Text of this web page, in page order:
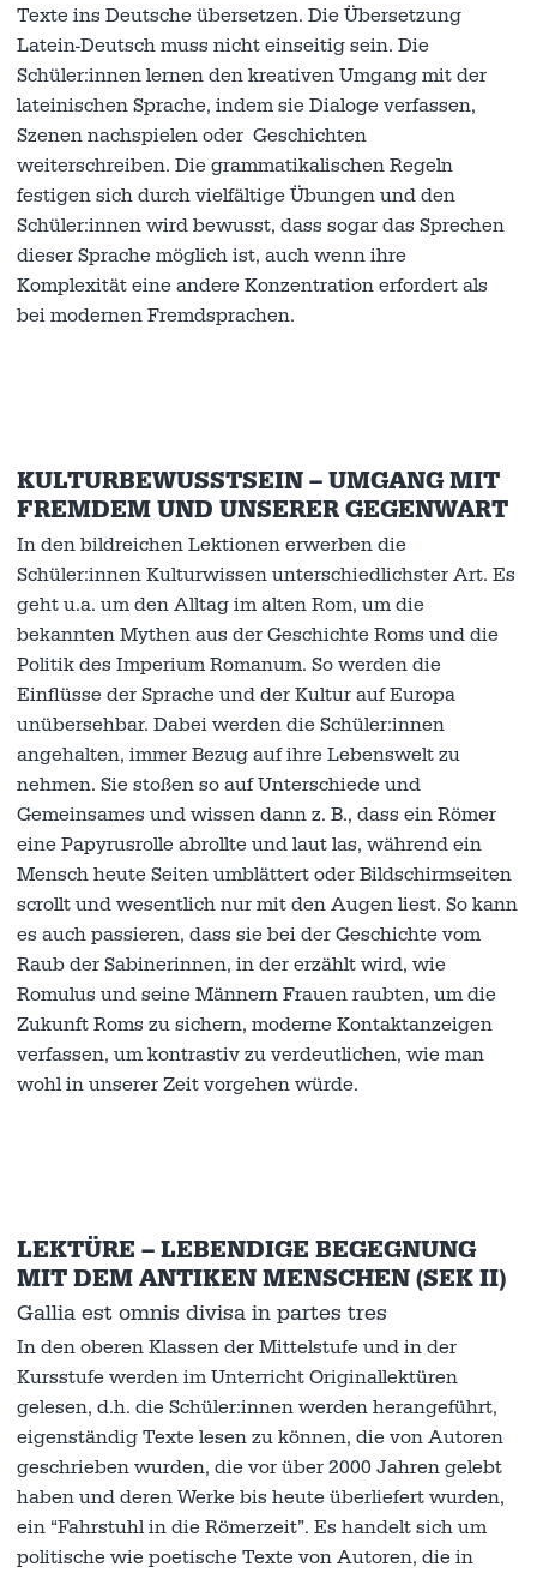
Texte ins Deutsche übersetzen. Die Übersetzung
Latein-Deutsch muss nicht einseitig sein. Die
Schüler:innen lernen den kreativen Umgang mit der
lateinischen Sprache, indem sie Dialoge verfassen,
Szenen nachspielen oder Geschichten
weiterschreiben. Die grammatikalischen Regeln
festigen sich durch vielfältige Übungen und den
Schüler:innen wird bewusst, dass sogar das Sprechen
dieser Sprache möglich ist, auch wenn ihre
Komplexität eine andere Konzentration erfordert als
bei modernen Fremdsprachen.
KULTURBEWUSSTSEIN – UMGANG MIT
FREMDEM UND UNSERER GEGENWART
In den bildreichen Lektionen erwerben die
Schüler:innen Kulturwissen unterschiedlichster Art. Es
geht u.a. um den Alltag im alten Rom, um die
bekannten Mythen aus der Geschichte Roms und die
Politik des Imperium Romanum. So werden die
Einflüsse der Sprache und der Kultur auf Europa
unübersehbar. Dabei werden die Schüler:innen
angehalten, immer Bezug auf ihre Lebenswelt zu
nehmen. Sie stoßen so auf Unterschiede und
Gemeinsames und wissen dann z. B., dass ein Römer
eine Papyrusrolle abrollte und laut las, während ein
Mensch heute Seiten umblättert oder Bildschirmseiten
scrollt und wesentlich nur mit den Augen liest. So kann
es auch passieren, dass sie bei der Geschichte vom
Raub der Sabinerinnen, in der erzählt wird, wie
Romulus und seine Männern Frauen raubten, um die
Zukunft Roms zu sichern, moderne Kontaktanzeigen
verfassen, um kontrastiv zu verdeutlichen, wie man
wohl in unserer Zeit vorgehen würde.
LEKTÜRE – LEBENDIGE BEGEGNUNG
MIT DEM ANTIKEN MENSCHEN (SEK II)
Gallia est omnis divisa in partes tres
In den oberen Klassen der Mittelstufe und in der
Kursstufe werden im Unterricht Originallektüren
gelesen, d.h. die Schüler:innen werden herangeführt,
eigenständig Texte lesen zu können, die von Autoren
geschrieben wurden, die vor über 2000 Jahren gelebt
haben und deren Werke bis heute überliefert wurden,
ein “Fahrstuhl in die Römerzeit”. Es handelt sich um
politische wie poetische Texte von Autoren, die in